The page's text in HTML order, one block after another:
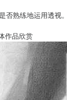
否熟练地运用透视
作品欣赏